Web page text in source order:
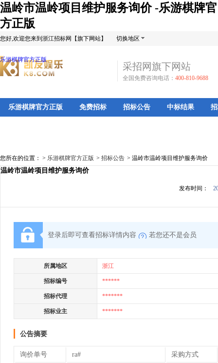
温岭市温岭项目维护服务询价 -乐游棋牌官
方正版
您好,欢迎您来到浙江招标网【旗下网站】 切换地区
乐游棋牌官方正版
采招网旗下网站
全国免费咨询电话： 400-810-9688
乐游棋牌官方正版 免费招标 招标公告 中标结果
您所在的位置： > 乐游棋牌官方正版 > 招标公告 > 温岭市温岭项目维护服务询价
温岭市温岭项目维护服务询价
发布时间：
登录后即可查看招标详情内容 若您还不是会员
所属地区 浙江
招标编号 ******
招标代理 *******
招标业主 *******
公告摘要
询价单号 ra# 采购方式